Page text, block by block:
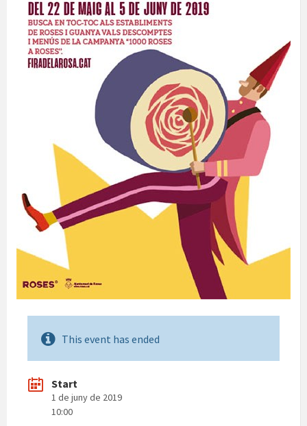
This event has ended
Start
1 de juny de 2019
10:00